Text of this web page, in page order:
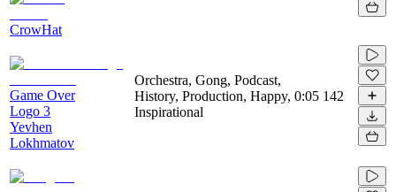
CrowHat
Game Over
Logo 3
Yevhen
Lokhmatov
Orchestra, Gong, Podcast,
History, Production, Happy,
Inspirational
0:05 142